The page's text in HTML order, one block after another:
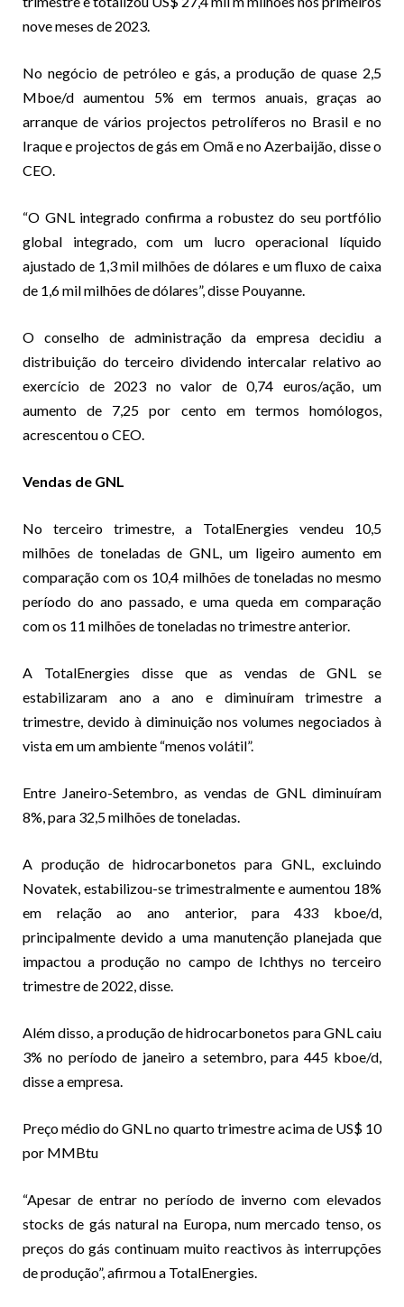
nove meses de 2023.
No negócio de petróleo e gás, a produção de quase 2,5
Mboe/d aumentou 5% em termos anuais, graças ao
arranque de vários projectos petrolíferos no Brasil e no
Iraque e projectos de gás em Omã e no Azerbaijão, disse o
CEO.
“O GNL integrado confirma a robustez do seu portfólio
global integrado, com um lucro operacional líquido
ajustado de 1,3 mil milhões de dólares e um fluxo de caixa
de 1,6 mil milhões de dólares”, disse Pouyanne.
O conselho de administração da empresa decidiu a
distribuição do terceiro dividendo intercalar relativo ao
exercício de 2023 no valor de 0,74 euros/ação, um
aumento de 7,25 por cento em termos homólogos,
acrescentou o CEO.
Vendas de GNL
No terceiro trimestre, a TotalEnergies vendeu 10,5
milhões de toneladas de GNL, um ligeiro aumento em
comparação com os 10,4 milhões de toneladas no mesmo
período do ano passado, e uma queda em comparação
com os 11 milhões de toneladas no trimestre anterior.
A TotalEnergies disse que as vendas de GNL se
estabilizaram ano a ano e diminuíram trimestre a
trimestre, devido à diminuição nos volumes negociados à
vista em um ambiente “menos volátil”.
Entre Janeiro-Setembro, as vendas de GNL diminuíram
8%, para 32,5 milhões de toneladas.
A produção de hidrocarbonetos para GNL, excluindo
Novatek, estabilizou-se trimestralmente e aumentou 18%
em relação ao ano anterior, para 433 kboe/d,
principalmente devido a uma manutenção planejada que
impactou a produção no campo de Ichthys no terceiro
trimestre de 2022, disse.
Além disso, a produção de hidrocarbonetos para GNL caiu
3% no período de janeiro a setembro, para 445 kboe/d,
disse a empresa.
Preço médio do GNL no quarto trimestre acima de US$ 10
por MMBtu
“Apesar de entrar no período de inverno com elevados
stocks de gás natural na Europa, num mercado tenso, os
preços do gás continuam muito reactivos às interrupções
de produção”, afirmou a TotalEnergies.